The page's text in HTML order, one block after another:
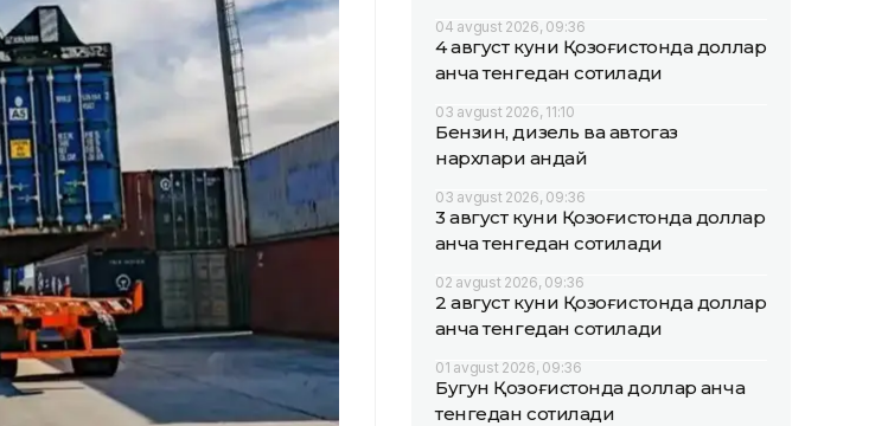
04 avgust 2026, 09:36
4 август куни Қозоғистонда доллар
қанча тенгедан сотилади
03 avgust 2026, 11:10
Бензин, дизель ва автогаз
нархлари қандай
03 avgust 2026, 09:36
3 август куни Қозоғистонда доллар
қанча тенгедан сотилади
02 avgust 2026, 09:36
2 август куни Қозоғистонда доллар
қанча тенгедан сотилади
01 avgust 2026, 09:36
Бугун Қозоғистонда доллар қанча
тенгедан сотилади